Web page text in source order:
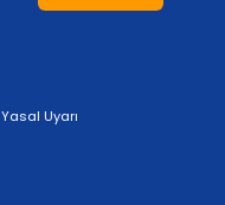
Yasal Uyarı